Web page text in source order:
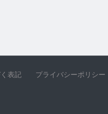
表記 プライバシーポリシー